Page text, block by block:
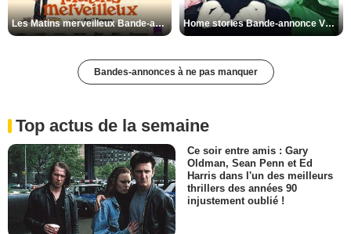
Les Matins merveilleux Bande-annonce VF Home stories Bande-annonce VO STFR
Bandes-annonces à ne pas manquer
Top actus de la semaine
Ce soir entre amis : Gary
Oldman, Sean Penn et Ed
Harris dans l'un des meilleurs
thrillers des années 90
injustement oublié !